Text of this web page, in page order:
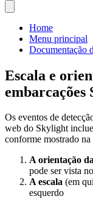
Home
Menu principal
Documentação
Escala e
embarcações
Os eventos de detecçã
web do Skylight
conforme mostrado na
A orientação
pode ser vista no
A escala (em
esquerdo